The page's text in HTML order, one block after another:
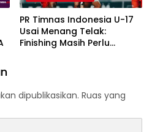
PR Timnas Indonesia U-17
Usai Menang Telak:
Finishing Masih Perlu
dipublikasikan. Ruas yang